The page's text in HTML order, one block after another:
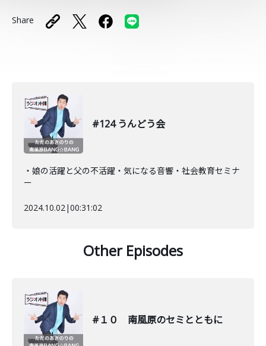
Share
#124 うんどう会
・娘の活躍と父の不活躍・気になる音響・社会教育セミナ
ー
2024.10.02|00:31:02
Other Episodes
#１０ 南風原のセミとともに